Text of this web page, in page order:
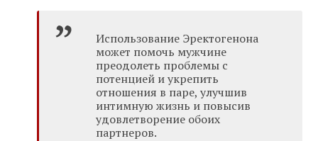
Использование Эректогенона
может помочь мужчине
преодолеть проблемы с
потенцией и укрепить
отношения в паре, улучшив
интимную жизнь и повысив
удовлетворение обоих
партнеров.